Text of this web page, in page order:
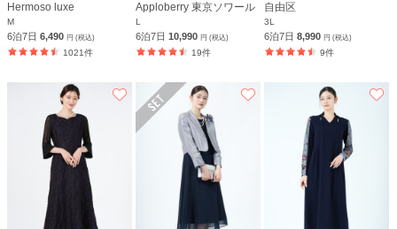
Hermoso luxe
M
6泊7日 6,490 円 (税込)
1021件
Apploberry 東京ソワール
L
6泊7日10,990円 (税込)
19件
自由区
3L
6泊7日8,990円 (税込)
9件